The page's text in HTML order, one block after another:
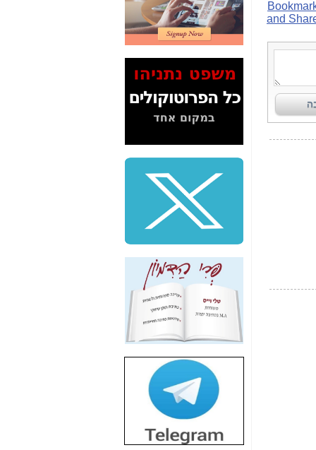
2" על תעלולי השר
משה כחלון -כאן
המשך חשיפת הבלוף
ששמו "מהפיכת
הסלולר" ואיך מסרסים
כאן
סיכום ביקור בסיליקון
שלמה פילבר (עד
לאחרונה מנכ"ל משרד
התקשורת) - עד
מדינה? הצחקתם
"יש אפליה בחקירה"?
חשיפה: למה השר
משה כחלון לא נחקר
עד היום? -
כאן
חשיפת חשד לשחיתות
הדומה לזו של "תיק
הסלולר -
חשיפת מה שלא
רוצים שתדעו בעניין
פריסת אנלימיטד
(בניחוח בלתי נסבל) -
כאן